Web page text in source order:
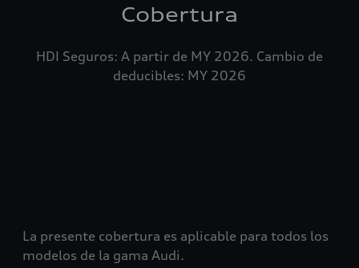
Cobertura
HDI Seguros: A partir de MY 2026. Cambio de
deducibles: MY 2026
La presente cobertura es aplicable para todos los
modelos de la gama Audi.